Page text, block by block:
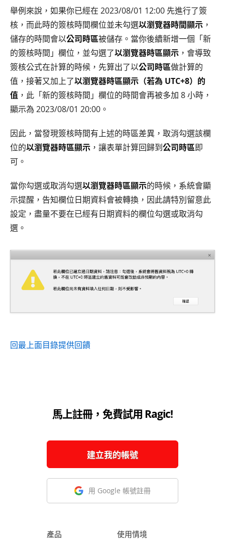
舉例來說，如果你已經在 2023/08/01 12:00 先進行了簽
核，而此時的簽核時間欄位並未勾選以瀏覽器時間顯示 ，
儲存的時間會以公司時區被儲存。當你後續新增一個「新
的簽核時間」欄位，並勾選了以瀏覽器時區顯示 ，會導致
簽核公式在計算的時候，先算出了以公司時區做計算的
值，接著又加上了以瀏覽器時區顯示（若為 UTC+8）的
值 ，此「新的簽核時間」欄位的時間會再被多加 8 小時，
顯示為 2023/08/01 20:00。
因此，當發現簽核時間有上述的時區差異，取消勾選該欄
位的以瀏覽器時區顯示 ，讓表單計算回歸到公司時區即
可。
當你勾選或取消勾選以瀏覽器時區顯示的時候，系統會顯
示提醒，告知欄位日期資料會被轉換，因此請特別留意此
設定，盡量不要在已經有日期資料的欄位勾選或取消勾
選。
回最上面目錄提供回饋
馬上註冊，免費試用 Ragic!
建立我的帳號
用 Google 帳號註冊
產品
使用情境